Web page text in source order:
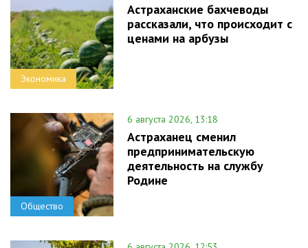
Экономика
Астраханские бахчеводы
рассказали, что происходит с
ценами на арбузы
Общество
6 августа 2026, 13:18
Астраханец сменил
предпринимательскую
деятельность на службу
Родине